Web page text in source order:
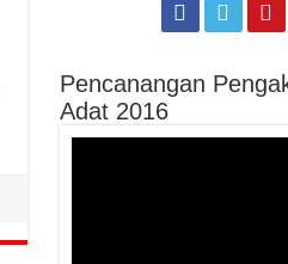
Pencanangan
Adat 2016